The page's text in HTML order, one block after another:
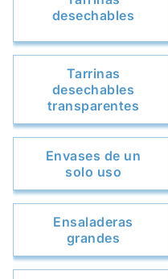
desechables
Tarrinas
desechables
transparentes
Envases de un
solo uso
Ensaladeras
grandes